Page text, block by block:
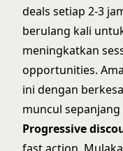
deals setiap 2-3
berulang kali
meningkatkan
opportunities.
ini dengan
muncul sepanjang
Progressive